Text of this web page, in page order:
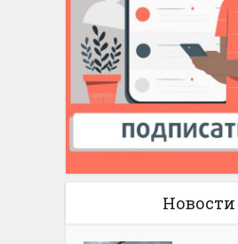
Новости